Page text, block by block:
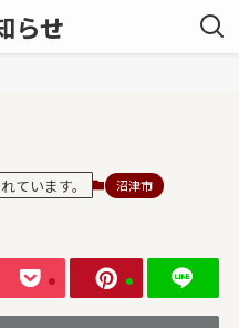
らせ
ています。 沼津市